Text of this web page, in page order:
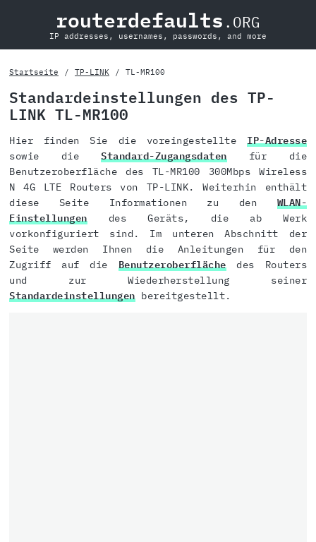
routerdefaults .ORG
IP addresses, usernames, passwords, and more
Startseite TP-LINK TL-MR100
Standardeinstellungen des TP-
LINK TL-MR100
Hier finden Sie die voreingestellte IP-Adresse
sowie dieStandard-Zugangsdatenfür die
Benutzeroberfläche des TL-MR100 300Mbps Wireless
N 4G LTE Routers von TP-LINK. Weiterhin enthält
diese Seite Informationen zu den WLAN-
Einstellungendes Geräts, die ab Werk
vorkonfiguriert sind. Im unteren Abschnitt der
Seite werden Ihnen die Anleitungen für den
Zugriff auf die Benutzeroberflächedes Routers
und zur Wiederherstellung seiner
Standardeinstellungenbereitgestellt.